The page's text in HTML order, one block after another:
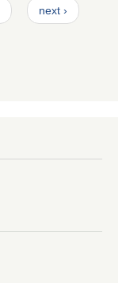
next ›